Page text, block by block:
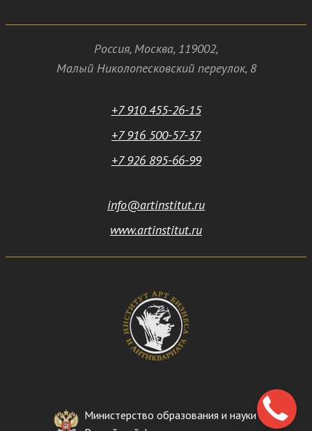
Россия, Москва, 119002,
Малый Николопесковский переулок,8
+7 910 455-26-15
+7 916 500-57-37
+7 926 895-66-99
info@artinstitut.ru
www.artinstitut.ru
Министерство образования и науки